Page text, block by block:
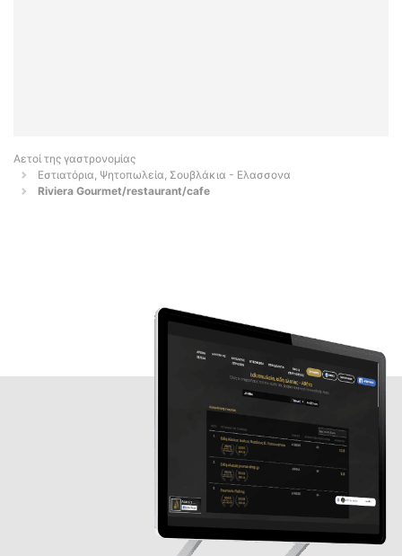
Αετοί της γαστρονομίας
Εστιατόρια, Ψητοπωλεία, Σουβλάκια - Ελασσονα
Riviera Gourmet/restaurant/cafe